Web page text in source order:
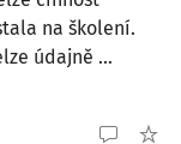
na školení.
údajně ...